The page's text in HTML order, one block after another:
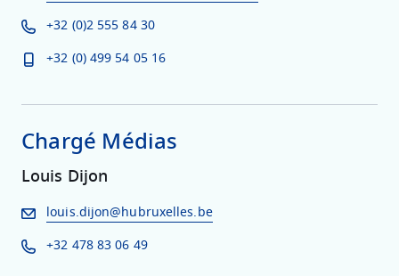
+32 (0)2 555 84 30
+32 (0) 499 54 05 16
Chargé Médias
Louis Dijon
louis.dijon@hubruxelles.be
+32 478 83 06 49